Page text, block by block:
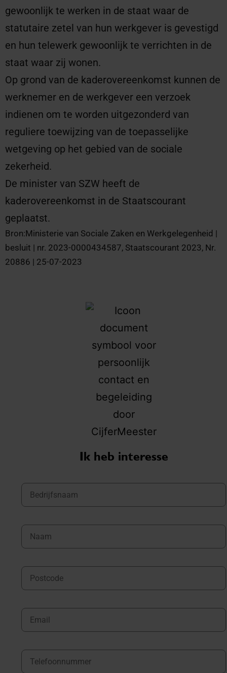
gewoonlijk te werken in de staat waar de
statutaire zetel van hun werkgever is gevestigd
en hun telewerk gewoonlijk te verrichten in de
staat waar zij wonen.
Op grond van de kaderovereenkomst kunnen de
werknemer en de werkgever een verzoek
indienen om te worden uitgezonderd van
reguliere toewijzing van de toepasselijke
wetgeving op het gebied van de sociale
zekerheid.
De minister van SZW heeft de
kaderovereenkomst in de Staatscourant
geplaatst.
Bron:Ministerie van Sociale Zaken en Werkgelegenheid |
besluit | nr. 2023-0000434587, Staatscourant 2023, Nr.
20886 | 25-07-2023
Ik heb interesse